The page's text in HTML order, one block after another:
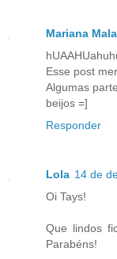
Mariana
Esse post
Algumas
beijos =]
Responder
Lola 14 de
Oi Tays!
Que lindos
Parabéns!